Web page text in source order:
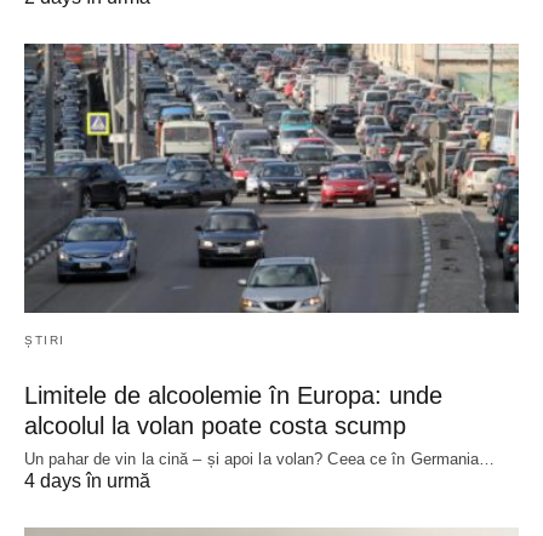
ȘTIRI
Limitele de alcoolemie în Europa: unde
alcoolul la volan poate costa scump
Un pahar de vin la cină – și apoi la volan? Ceea ce în Germania…
4 days în urmă